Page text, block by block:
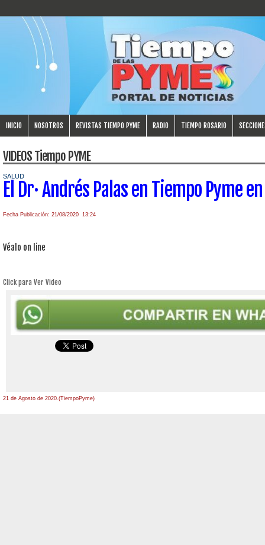
INICIO NOSOTROS REVISTAS TIEMPO PYME RADIO TIEMPO ROSARIO
VIDEOS Tiempo PYME
SALUD
El Dr· Andrés Palas en Tiempo Pyme
Fecha Publicación: 21/08/2020 13:24
Véalo on line
Click para Ver Video
21 de Agosto de 2020.(TiempoPyme)